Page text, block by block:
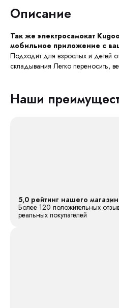
Описание
Так же электросамокат
мобильное приложение с
Подходит для взрослых и детей
складывания Легко переносить,
Наши
5,0 рейтинг нашего
Более 120 положительных
реальных покупателей